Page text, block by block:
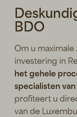
BDO
Om u
investering in
het gehele
specialisten van
profiteert u
van de